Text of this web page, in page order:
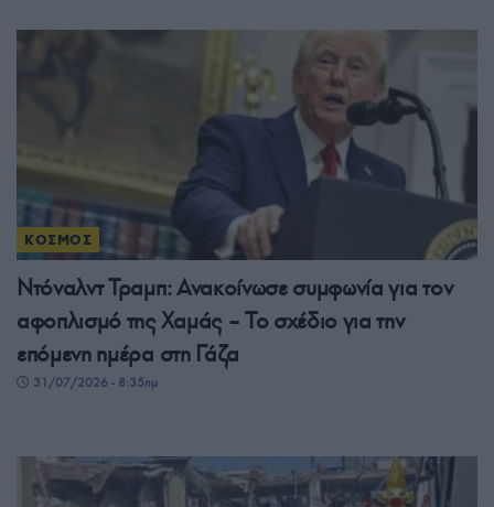
ΚΟΣΜΟΣ
Ντόναλντ Τραμπ: Ανακοίνωσε συμφωνία για τον
αφοπλισμό της Χαμάς – Το σχέδιο για την
επόμενη ημέρα στη Γάζα
31/07/2026 - 8:35πμ